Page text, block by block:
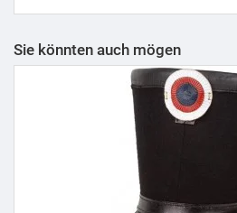
Sie könnten auch mögen